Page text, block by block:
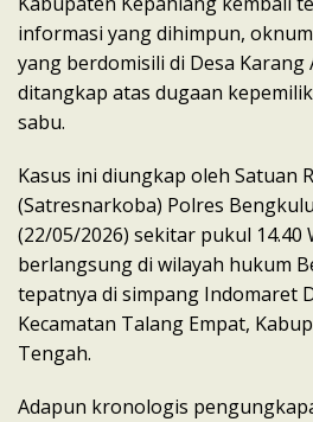
informasi yang dihimpun,
yang berdomisili di Desa
ditangkap atas dugaan
sabu.
Kasus ini diungkap oleh Satuan
(Satresnarkoba) Polres
(22/05/2026) sekitar pukul 14.40
berlangsung di wilayah hukum
tepatnya di simpang Indomaret
Kecamatan Talang Empat,
Tengah.
Adapun kronologis